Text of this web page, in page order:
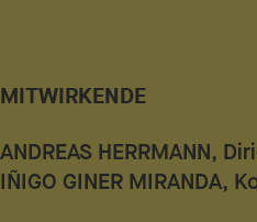
MITWIRKENDE
ANDREAS HERRMANN,
IÑIGO GINER MIRANDA,